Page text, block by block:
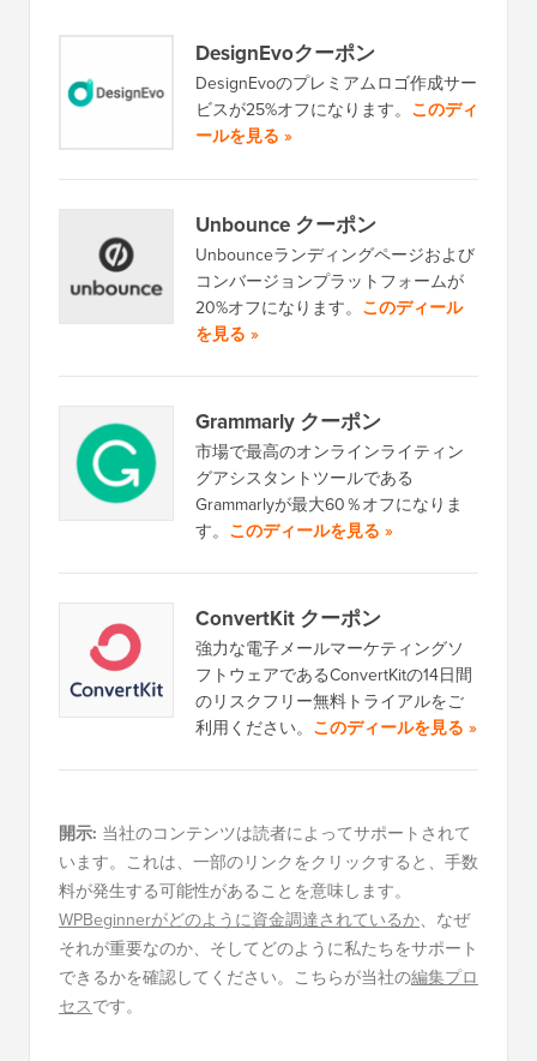
DesignEvoクーポン
DesignEvoのプレミアムロゴ作成サー
ビスが25%オフになります。 このディ
ールを見る »
Unbounce クーポン
Unbounceランディングページおよび
コンバージョンプラットフォームが
20%オフになります。 このディール
を見る »
Grammarly クーポン
市場で最高のオンラインライティン
グアシスタントツールである
Grammarlyが最大60％オフになりま
す。 このディールを見る »
ConvertKit クーポン
強力な電子メールマーケティングソ
フトウェアであるConvertKitの14日間
のリスクフリー無料トライアルをご
利用ください。 このディールを見る »
開示: 当社のコンテンツは読者によってサポートされて
います。これは、一部のリンクをクリックすると、手数
料が発生する可能性があることを意味します。
WPBeginnerがどのように資金調達されているか、なぜ
それが重要なのか、そしてどのように私たちをサポート
できるかを確認してください。こちらが当社の編集プロ
セスです。